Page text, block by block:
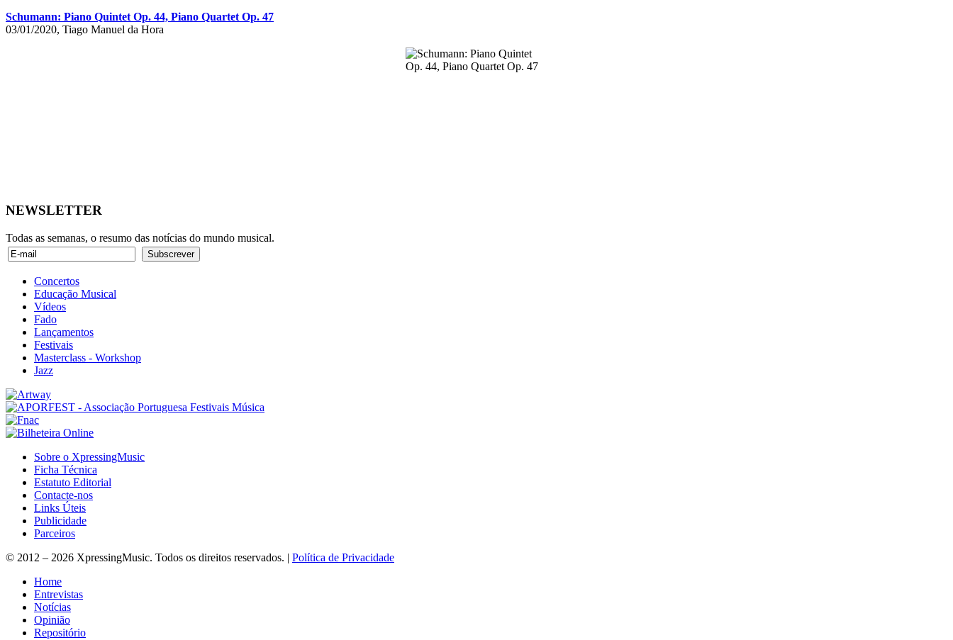
Schumann: Piano Quintet Op. 44, Piano Quartet Op. 47
03/01/2020, Tiago Manuel da Hora
NEWSLETTER
Todas as semanas, o resumo das notícias do mundo musical.
Concertos
Educação Musical
Vídeos
Fado
Lançamentos
Festivais
Masterclass - Workshop
Jazz
Sobre o XpressingMusic
Ficha Técnica
Estatuto Editorial
Contacte-nos
Links Úteis
Publicidade
Parceiros
© 2012 – 2026 XpressingMusic. Todos os direitos reservados. | Política de Privacidade
Home
Entrevistas
Notícias
Opinião
Repositório